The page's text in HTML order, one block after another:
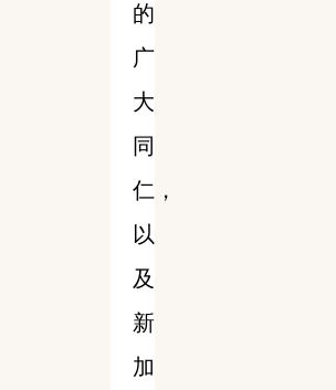
的
广
大
同
仁，
以
及
新
加